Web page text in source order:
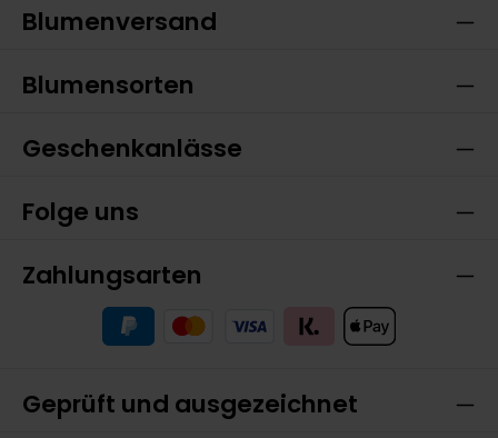
Blumenversand
Blumensorten
Geschenkanlässe
Folge uns
Zahlungsarten
Geprüft und ausgezeichnet